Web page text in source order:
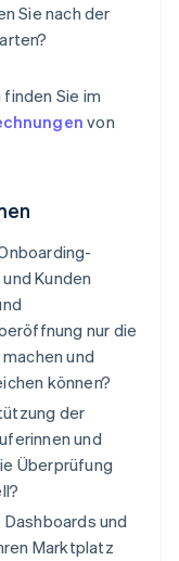
Sie nach der
Sie im
von
Kunden
nur die
und
können?
der
und
Überprüfung
und
Marktplatz